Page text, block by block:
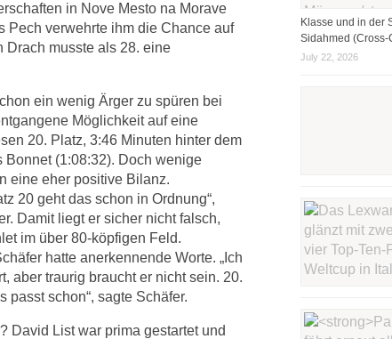
in Nove Mesto na Morave
Pech verwehrte ihm die Chance auf
Drach musste als 28. eine
ein wenig Ärger zu spüren bei
Möglichkeit auf eine
20. Platz, 3:46 Minuten hinter dem
Bonnet (1:08:32). Doch wenige
eine eher positive Bilanz.
20 geht das schon in Ordnung“,
Damit liegt er sicher nicht falsch,
im über 80-köpfigen Feld.
hatte anerkennende Worte. „Ich
aber traurig braucht er nicht sein. 20.
passt schon“, sagte Schäfer.
David List war prima gestartet und
Klasse und in der
Sidahmed (Cross-
July 22, 2026